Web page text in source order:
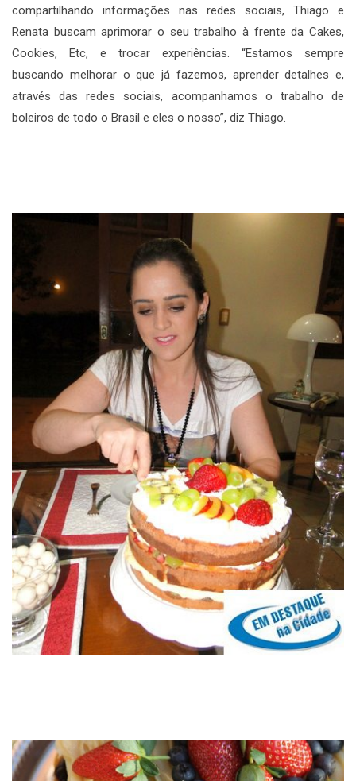
compartilhando informações nas redes sociais, Thiago e
Renata buscam aprimorar o seu trabalho à frente da Cakes,
Cookies, Etc, e trocar experiências. “Estamos sempre
buscando melhorar o que já fazemos, aprender detalhes e,
através das redes sociais, acompanhamos o trabalho de
boleiros de todo o Brasil e eles o nosso”, diz Thiago.